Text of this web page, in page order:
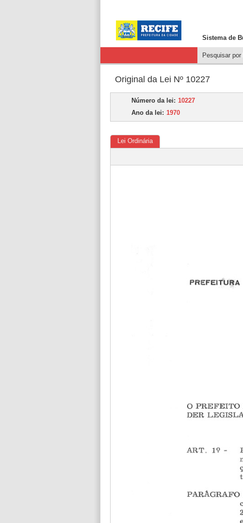
Sistema de
Pesquisar
Original da Lei Nº 10227
Número da lei: 10227
Ano da lei: 1970
Lei Ordinária